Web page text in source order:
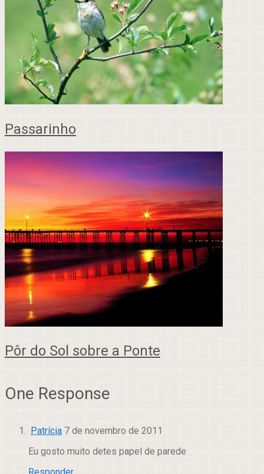
Passarinho
Pôr do Sol sobre a Ponte
One Response
Patrícia 7 de novembro de 2011
Eu gosto muito detes papel de parede